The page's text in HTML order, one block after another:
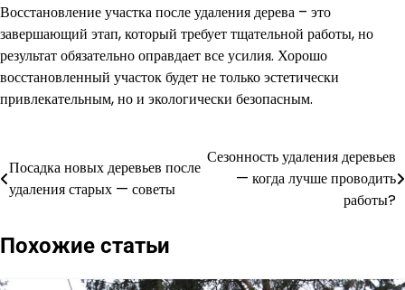
Восстановление участка после удаления дерева – это
завершающий этап, который требует тщательной работы, но
результат обязательно оправдает все усилия. Хорошо
восстановленный участок будет не только эстетически
привлекательным, но и экологически безопасным.
Навигация
по
Посадка новых деревьев после
удаления старых — советы
Сезонность удаления деревьев
— когда лучше проводить
работы?
Похожие статьи